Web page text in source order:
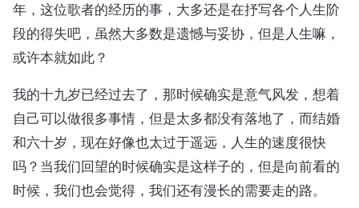
年，这位歌者的经历的事，大多还是在抒写各个人生阶
段的得失吧，虽然大多数是遗憾与妥协，但是人生嘛，
或许本就如此？
我的十九岁已经过去了，那时候确实是意气风发，想着
自己可以做很多事情，但是太多都没有落地了，而结婚
和六十岁，现在好像也太过于遥远，人生的速度很快
吗？当我们回望的时候确实是这样子的，但是向前看的
时候，我们也会觉得，我们还有漫长的需要走的路。